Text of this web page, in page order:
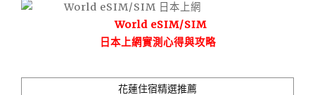
World eSIM/SIM
日本上網實測心得與攻略
花蓮住宿精選推薦